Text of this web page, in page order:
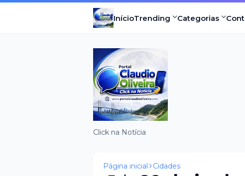
InícioTrending Categorias
Click na Notícia
Página inicial Cidades